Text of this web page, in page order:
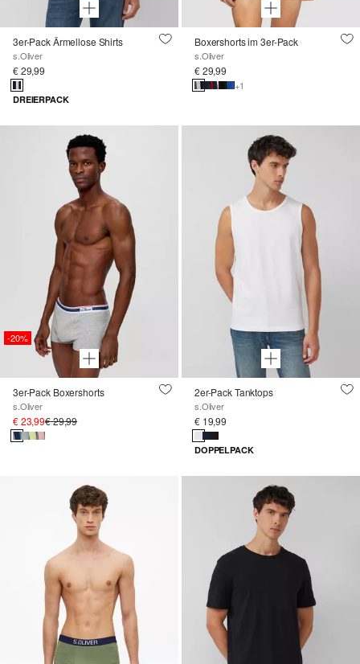
3er-Pack Ärmellose Shirts
s.Oliver
€ 29,99
DREIERPACK
Boxershorts im 3er-Pack
s.Oliver
€ 29,99
+1
-20%
3er-Pack Boxershorts
s.Oliver
€ 23,99€ 29,99
2er-Pack Tanktops
s.Oliver
€ 19,99
DOPPELPACK